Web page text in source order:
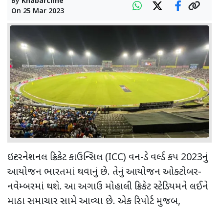
On 25 Mar 2023
ઇન્ટરનેશનલ ક્રિકેટ કાઉન્સિલ (ICC) વન-ડે વર્લ્ડ કપ 2023નું
આયોજન ભારતમાં થવાનું છે. તેનું આયોજન ઓક્ટોબર-
નવેમ્બરમાં થશે. આ અગાઉ મોહાલી ક્રિકેટ સ્ટેડિયમને લઈને
માઠા સમાચાર સામે આવ્યા છે. એક રિપોર્ટ મુજબ,